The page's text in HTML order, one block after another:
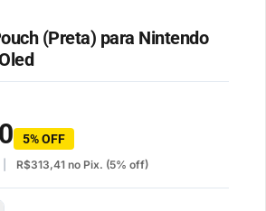
(Preta) para Nintendo
5% OFF
R$313,41 no Pix. (5% off)